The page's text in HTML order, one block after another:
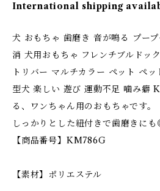
International shipping
犬 おもちゃ 歯磨き 音が鳴る プー
消 犬用おもちゃ フレンチブルドッ
トリバー マルチカラー ペット ペ
型犬 楽しい 遊び 運動不足 噛み癖
る、ワンちゃん用のおもちゃです。
しっかりとした紐付きで歯磨きに
【商品番号】KM786G
【素材】ポリエステル